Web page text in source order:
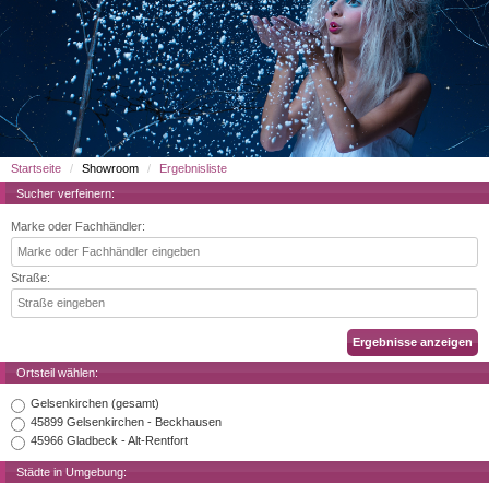
Startseite Showroom
Ergebnisliste
Sucher verfeinern:
Marke oder Fachhändler:
Straße:
Ortsteil wählen:
Gelsenkirchen (gesamt)
45899 Gelsenkirchen - Beckhausen
45966 Gladbeck - Alt-Rentfort
Städte in Umgebung: